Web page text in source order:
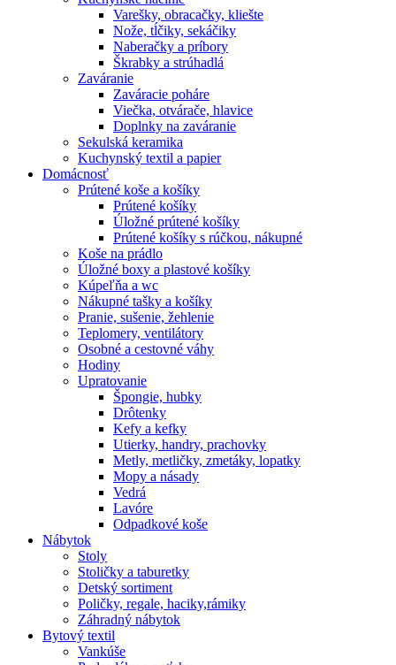
Varešky, obracačky, kliešte
Nože, tĺčiky, sekáčiky
Naberačky a príbory
Škrabky a strúhadlá
Zaváranie
Zaváracie poháre
Viečka, otvárače, hlavice
Doplnky na zaváranie
Sekulská keramika
Kuchynský textil a papier
Domácnosť
Prútené koše a košíky
Prútené košíky
Úložné prútené košíky
Prútené košíky s rúčkou, nákupné
Koše na prádlo
Úložné boxy a plastové košíky
Kúpeľňa a wc
Nákupné tašky a košíky
Pranie, sušenie, žehlenie
Teplomery, ventilátory
Osobné a cestovné váhy
Hodiny
Upratovanie
Špongie, hubky
Drôtenky
Kefy a kefky
Utierky, handry, prachovky
Metly, metličky, zmetáky, lopatky
Mopy a násady
Vedrá
Lavóre
Odpadkové koše
Nábytok
Stoly
Stoličky a taburetky
Detský sortiment
Poličky, regale, haciky,rámiky
Záhradný nábytok
Bytový textil
Vankúše